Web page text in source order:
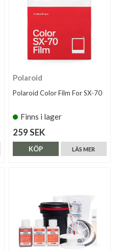
Polaroid
Polaroid Color Film For SX-70
Finns i lager
259 SEK
LÄS MER
KÖP